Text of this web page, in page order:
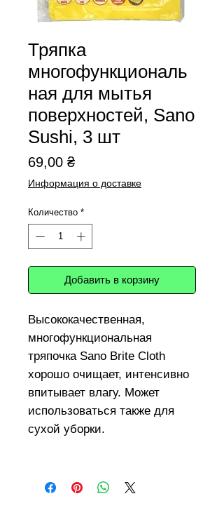
Тряпка
многофункциональ
ная для мытья
поверхностей, Sano
Sushi, 3 шт
69,00 ₴Цена
Информация о доставке
Количество *
Добавить в корзину
Высококачественная,
многофункциональная
тряпочка Sano Brite Cloth
хорошо очищает, интенсивно
впитывает влагу. Может
использоваться также для
сухой уборки.
кухне, ванной, для экранов